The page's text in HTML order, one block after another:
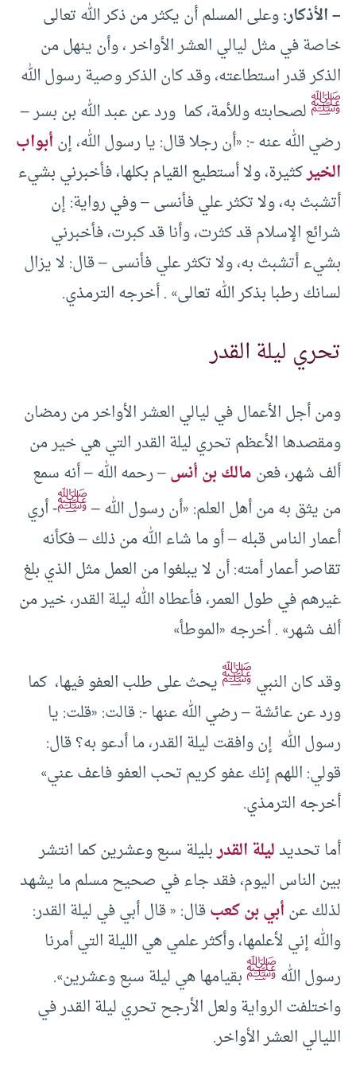
– الأذكار:وعلى المسلم أن يكثر من ذكر الله تعالى
خاصة في مثل ليالي العشر الأواخر ، وأن ينهل من
الذكر قدر استطاعته، وقد كان الذكر وصية رسول الله
ﷺلصحابته وللأمة، كما ورد عن عبد الله بن بسر –
رضي الله عنه -: «أن رجلا قال: يا رسول الله، إنأبواب
الخيركثيرة، ولا أستطيع القيام بكلها، فأخبرني بشيء
أتشبث به، ولا تكثر علي فأنسى – وفي رواية: إن
شرائع الإسلام قد كثرت، وأنا قد كبرت، فأخبرني
بشيء أتشبث به، ولا تكثر علي فأنسى – قال: لا يزال
لسانك رطبا بذكر الله تعالى» . أخرجه الترمذي.
تحري ليلة القدر
ومن أجل الأعمال في ليالي العشر الأواخر من رمضان
ومقصدها الأعظم تحري ليلة القدر التي هي خير من
ألف شهر، فعنمالك بن أنس– رحمه الله – أنه سمع
من يثق به من أهل العلم: «أن رسول الله –ﷺ- أري
أعمار الناس قبله – أو ما شاء الله من ذلك – فكأنه
تقاصر أعمار أمته: أن لا يبلغوا من العمل مثل الذي بلغ
غيرهم في طول العمر، فأعطاه الله ليلة القدر، خير من
ألف شهر» . أخرجه «الموطأ»
وقد كان النبيﷺيحث على طلب العفو فيها، كما
ورد عن عائشة – رضي الله عنها -: قالت: «قلت: يا
رسول الله إن وافقت ليلة القدر، ما أدعو به؟ قال:
قولي: اللهم إنك عفو كريم تحب العفو فاعف عني»
أخرجه الترمذي.
أما تحديدليلة القدربليلة سبع وعشرين كما انتشر
بين الناس اليوم، فقد جاء في صحيح مسلم ما يشهد
لذلك عنأبي بن كعبقال: « قال أبي في ليلة القدر:
والله إني لأعلمها، وأكثر علمي هي الليلة التي أمرنا
رسول اللهﷺبقيامها هي ‌ليلة ‌سبع ‌وعشرين».
واختلفت الرواية ولعل الأرجح تحري ليلة القدر في
الليالي العشر الأواخر.